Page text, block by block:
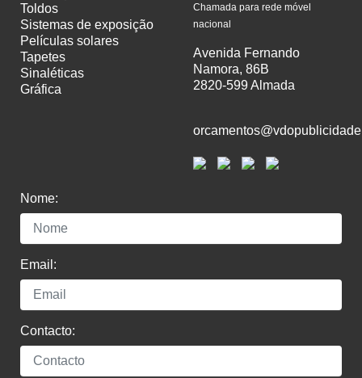
toldos
sistemas de exposição
películas solares
tapetes
sinaléticas
gráfica
Chamada para rede móvel
nacional
Avenida Fernando
Namora, 86B
2820-599 Almada
Nome:
Email:
Contacto: